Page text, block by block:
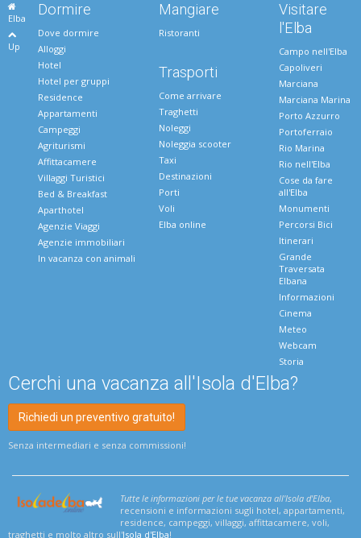
Elba
Up
Dormire
Dove dormire
Alloggi
Hotel
Hotel per gruppi
Residence
Appartamenti
Campeggi
Agriturismi
Affittacamere
Villaggi Turistici
Bed & Breakfast
Aparthotel
Agenzie Viaggi
Agenzie immobiliari
In vacanza con animali
Mangiare
Ristoranti
Trasporti
Come arrivare
Traghetti
Noleggi
Noleggia scooter
Taxi
Destinazioni
Porti
Voli
Elba online
Visitare
l'Elba
Campo nell'Elba
Capoliveri
Marciana
Marciana Marina
Porto Azzurro
Portoferraio
Rio Marina
Rio nell'Elba
Cose da fare
all'Elba
Monumenti
Percorsi Bici
Itinerari
Grande
Traversata
Elbana
Informazioni
Cinema
Meteo
Webcam
Storia
Cerchi una vacanza all'Isola d'Elba?
Richiedi un preventivo gratuito!
Senza intermediari e senza commissioni!
Tutte le informazioni per le tue vacanza all'Isola d'Elba,
recensioni e informazioni sugli hotel, appartamenti,
residence, campeggi, villaggi, affittacamere, voli,
traghetti e molto altro sull'Isola d'Elba!